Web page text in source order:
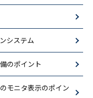
システム
のポイント
モニタ表示のポイン